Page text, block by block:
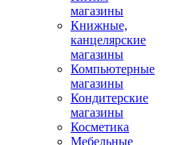
магазины
Книжные,
канцелярские
магазины
Компьютерные
магазины
Кондитерские
магазины
Косметика
Мебельные